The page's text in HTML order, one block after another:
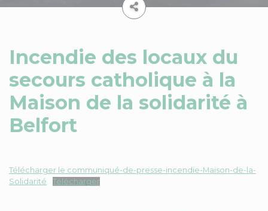
Incendie des locaux du
secours catholique à la
Maison de la solidarité à
Belfort
Télécharger le communiqué-de-presse-incendie-Maison-de-la-
Solidarité
Télécharger